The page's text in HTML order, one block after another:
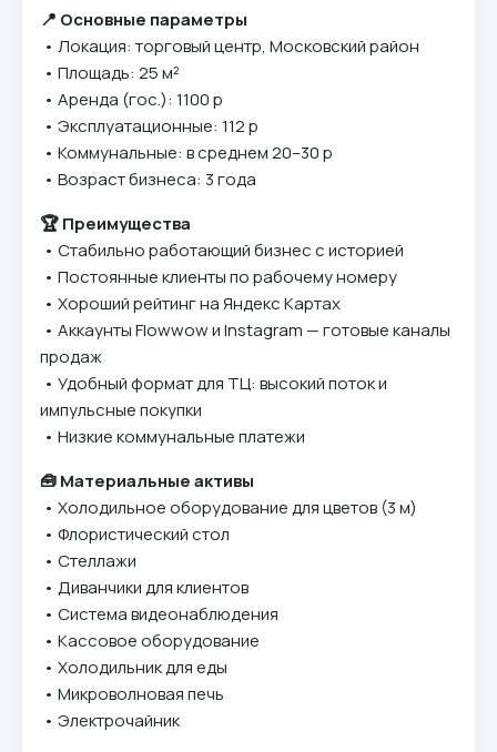
📍 Основные параметры
• Локация: торговый центр, Московский район
• Площадь: 25 м²
• Аренда (гос.): 1100 р
• Эксплуатационные: 112 р
• Коммунальные: в среднем 20–30 р
• Возраст бизнеса: 3 года
🏆 Преимущества
• Стабильно работающий бизнес с историей
• Постоянные клиенты по рабочему номеру
• Хороший рейтинг на Яндекс Картах
• Аккаунты Flowwow и Instagram — готовые каналы
продаж
• Удобный формат для ТЦ: высокий поток и
импульсные покупки
• Низкие коммунальные платежи
🧰 Материальные активы
• Холодильное оборудование для цветов (3 м)
• Флористический стол
• Стеллажи
• Диванчики для клиентов
• Система видеонаблюдения
• Кассовое оборудование
• Холодильник для еды
• Микроволновая печь
• Электрочайник